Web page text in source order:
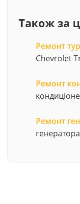
Також за
Ремонт
Chevrolet
Ремонт
Ремонт